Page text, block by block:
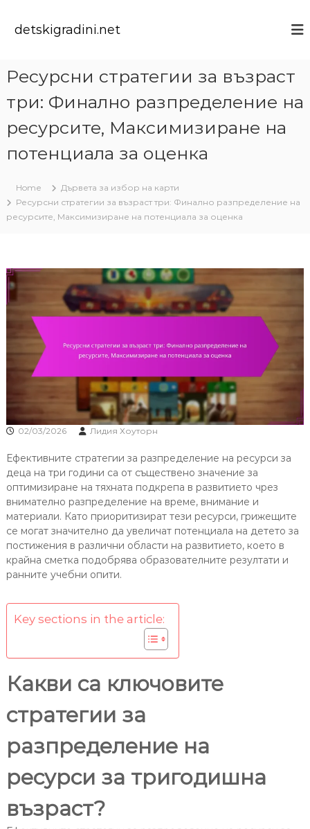
detskigradini.net
Ресурсни стратегии за възраст
три: Финално разпределение на
ресурсите, Максимизиране на
потенциала за оценка
Home
Дървета за избор на карти
Ресурсни стратегии за възраст три: Финално разпределение на
ресурсите, Максимизиране на потенциала за оценка
02/03/2026 Лидия Хоуторн
Ефективните стратегии за разпределение на ресурси за
деца на три години са от съществено значение за
оптимизиране на тяхната подкрепа в развитието чрез
внимателно разпределение на време, внимание и
материали. Като приоритизират тези ресурси, грижещите
се могат значително да увеличат потенциала на детето за
постижения в различни области на развитието, което в
крайна сметка подобрява образователните резултати и
ранните учебни опити.
Key sections in the article:
Какви са ключовите
стратегии за
разпределение на
ресурси за тригодишна
възраст?